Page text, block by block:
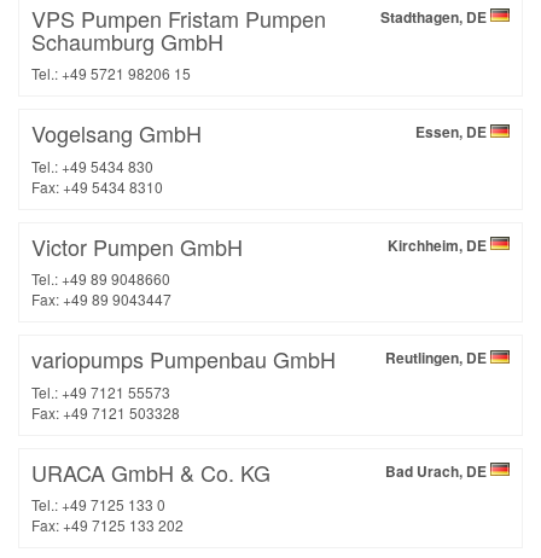
Stadthagen, DE
VPS Pumpen Fristam Pumpen
Schaumburg GmbH
Tel.: +49 5721 98206 15
Essen, DE
Vogelsang GmbH
Tel.: +49 5434 830
Fax: +49 5434 8310
Kirchheim, DE
Victor Pumpen GmbH
Tel.: +49 89 9048660
Fax: +49 89 9043447
Reutlingen, DE
variopumps Pumpenbau GmbH
Tel.: +49 7121 55573
Fax: +49 7121 503328
Bad Urach, DE
URACA GmbH & Co. KG
Tel.: +49 7125 133 0
Fax: +49 7125 133 202